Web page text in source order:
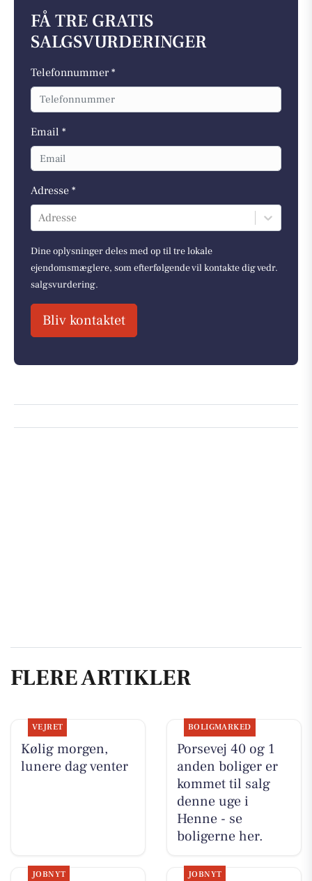
FÅ TRE GRATIS
SALGSVURDERINGER
Telefonnummer *
Email *
Adresse *
Adresse
Dine oplysninger deles med op til tre lokale
ejendomsmæglere, som efterfølgende vil kontakte dig vedr.
salgsvurdering.
Bliv kontaktet
FLERE ARTIKLER
VEJRET
Kølig morgen,
lunere dag venter
BOLIGMARKED
Porsevej 40 og 1
anden boliger er
kommet til salg
denne uge i
Henne - se
boligerne her.
JOBNYT JOBNYT